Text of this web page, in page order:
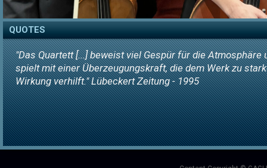
QUOTES
"Das Quartett [...] beweist viel Gespür für die Atmosphäre
spielt mit einer Überzeugungskraft, die dem Werk zu
Wirkung verhilft." Lübeckert Zeitung - 1995